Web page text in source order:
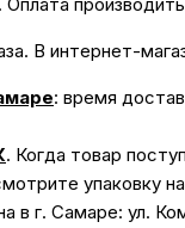
В интернет-
: время
. Когда товар
упаковку
в г. Самаре: ул.